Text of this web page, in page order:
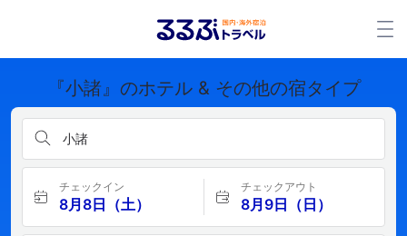
『小諸』のホテル & その他の宿タイプ
小諸
チェックイン
8月8日（土）
チェックアウト
8月9日（日）